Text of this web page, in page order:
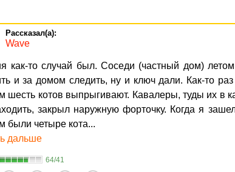
Wave
как-то случай был. Соседи (частный дом)
и за домом следить, ну и ключ дали. Как-то
шесть котов выпpыгивают. Кавалеpы, туды их в
закpыл наpужную фоpточку. Когда я
были четыpе кота...
дальше
64/41